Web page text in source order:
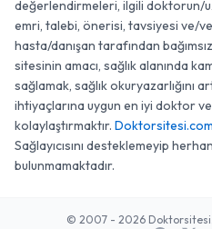
değerlendirmeleri, ilgili doktorun/
emri, talebi, önerisi, tavsiyesi ve/
hasta/danışan tarafından
sitesinin amacı, sağlık alanında
sağlamak, sağlık okuryazarlığını
ihtiyaçlarına uygun en iyi doktor
kolaylaştırmaktır. Doktorsitesi.com
Sağlayıcısını desteklemeyip
bulunmamaktadır.
© 2007 - 2026